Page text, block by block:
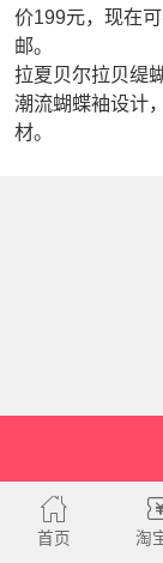
价199元，现在
邮。
拉夏贝尔拉贝缇
潮流蝴蝶袖设计
材。
首页 淘